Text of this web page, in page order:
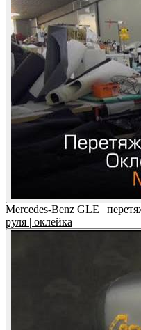
Mercedes-Benz GLE |
руля | оклейка